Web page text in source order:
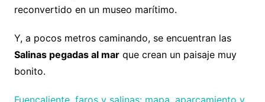
reconvertido en un museo marítimo.
Y, a pocos metros caminando, se encuentran las
Salinas pegadas al marque crean un paisaje muy
bonito.